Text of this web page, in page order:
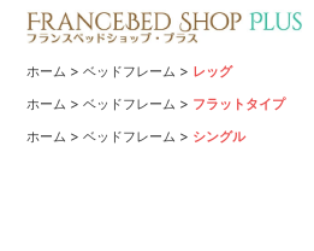
ホーム >ベッドフレーム > レッグ
ホーム >ベッドフレーム > フラットタイプ
ホーム >ベッドフレーム > シングル